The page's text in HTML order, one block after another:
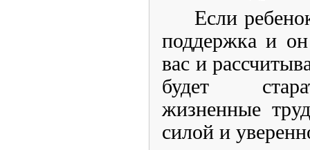
Если
поддержка и
вас и
будет
жизненные
силой и